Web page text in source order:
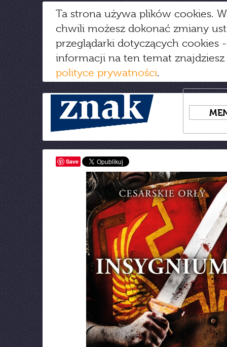
Ta strona używa plików cookies.
chwili możesz dokonać zmiany
przeglądarki dotyczących cookies
informacji na ten temat
polityce prywatności.
Save